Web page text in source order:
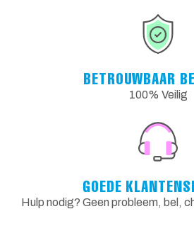
BETROUWBAAR
100% Veilig
GOEDE
Hulp nodig? Geen probleem, bel,